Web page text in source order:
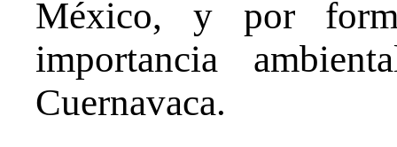
México, y por
importancia
Cuernavaca.